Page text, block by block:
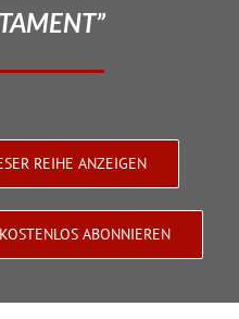
REIHE ANZEIGEN
ABONNIEREN